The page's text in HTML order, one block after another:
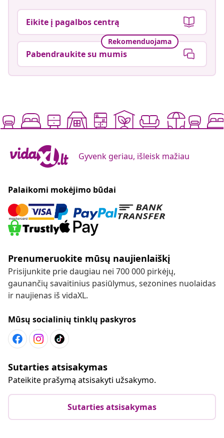
Eikite į pagalbos centrą
Rekomenduojama
Pabendraukite su mumis
Gyvenk geriau, išleisk mažiau
Palaikomi mokėjimo būdai
Prenumeruokite mūsų naujienlaiškį
Prisijunkite prie daugiau nei 700 000 pirkėjų,
gaunančių savaitinius pasiūlymus, sezonines nuolaidas
ir naujienas iš vidaXL.
Mūsų socialinių tinklų paskyros
Sutarties atsisakymas
Pateikite prašymą atsisakyti užsakymo.
Sutarties atsisakymas